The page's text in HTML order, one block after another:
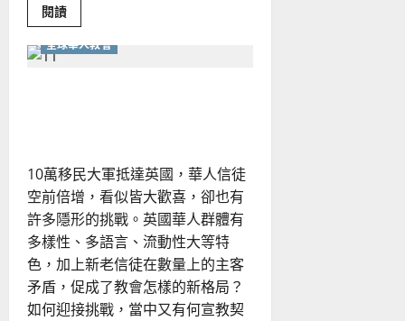
閱讀Read
more
舊
與
西
方
觀
點
之
間
全球華人教會
10萬移民大軍抵達英國，華人信徒
空前倍增，看似皆大歡喜，卻也有
許多隱形的挑戰。英國華人群體有
多樣性、多語言、流動性大等特
色，加上新老信徒在數量上的主客
矛盾，促成了教會怎樣的新格局？
如何迎接挑戰，當中又有何宣教契